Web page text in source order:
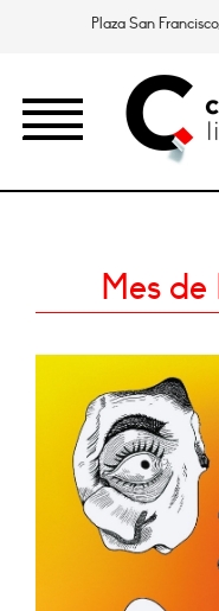
Plaza San
Mes de